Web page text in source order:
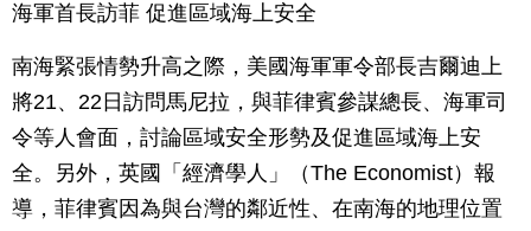
海軍首長訪菲 促進區域海上安全
南海緊張情勢升高之際，美國海軍軍令部長吉爾迪上
將21、22日訪問馬尼拉，與菲律賓參謀總長、海軍司
令等人會面，討論區域安全形勢及促進區域海上安
全。另外，英國「經濟學人」（The Economist）報
導，菲律賓因為與台灣的鄰近性、在南海的地理位置